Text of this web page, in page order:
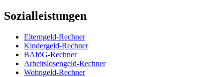
Sozialleistungen
Elterngeld-Rechner
Kindergeld-Rechner
BAföG-Rechner
Arbeitslosengeld-Rechner
Wohngeld-Rechner